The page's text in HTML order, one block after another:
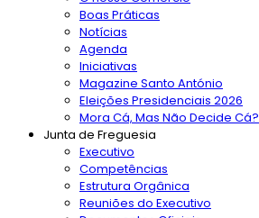
Boas Práticas
Notícias
Agenda
Iniciativas
Magazine Santo António
Eleições Presidenciais 2026
Mora Cá, Mas Não Decide Cá?
Junta de Freguesia
Executivo
Competências
Estrutura Orgânica
Reuniões do Executivo